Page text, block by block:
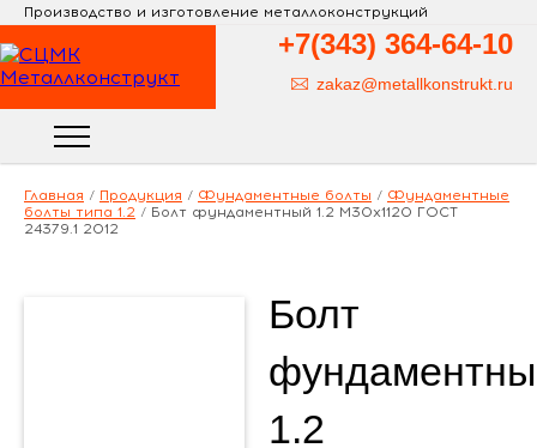
Производство и изготовление металлоконструкций
+7(343) 364-64-10
zakaz@metallkonstrukt.ru
Главная / Продукция / Фундаментные болты / Фундаментные
болты типа 1.2 / Болт фундаментный 1.2 М30х1120 ГОСТ
24379.1 2012
Болт
1.2